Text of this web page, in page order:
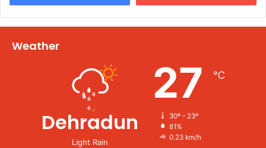
Weather
Dehradun
Light Rain
27 ℃
30º - 23º
81%
0.23 km/h